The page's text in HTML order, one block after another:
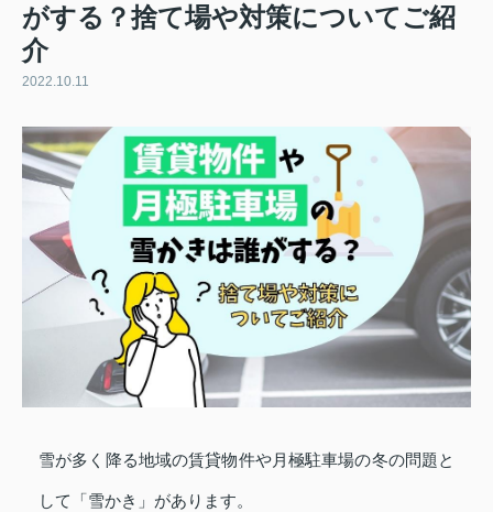
がする？捨て場や対策についてご紹
介
2022.10.11
雪が多く降る地域の賃貸物件や月極駐車場の冬の問題と
して「雪かき」があります。